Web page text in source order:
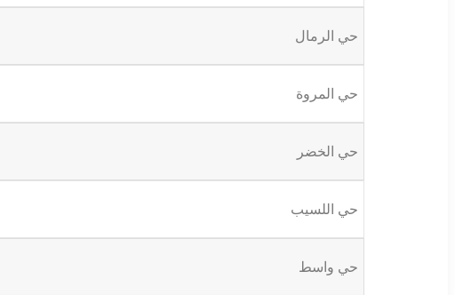
حي الرمال
حي المروة
حي الخضر
حي اللسيب
حي واسط